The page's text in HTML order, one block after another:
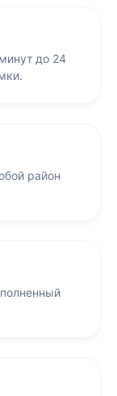
до 24
район